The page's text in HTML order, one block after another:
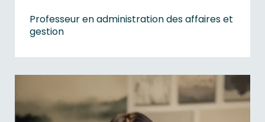
Professeur en administration des affaires et
gestion